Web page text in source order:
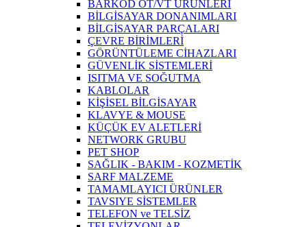
BARKOD OT/VT ÜRÜNLERİ
BİLGİSAYAR DONANIMLARI
BİLGİSAYAR PARÇALARI
ÇEVRE BİRİMLERİ
GÖRÜNTÜLEME CİHAZLARI
GÜVENLİK SİSTEMLERİ
ISITMA VE SOĞUTMA
KABLOLAR
KİŞİSEL BİLGİSAYAR
KLAVYE & MOUSE
KÜÇÜK EV ALETLERİ
NETWORK GRUBU
PET SHOP
SAĞLIK - BAKIM - KOZMETİK
SARF MALZEME
TAMAMLAYICI ÜRÜNLER
TAVSIYE SİSTEMLER
TELEFON ve TELSİZ